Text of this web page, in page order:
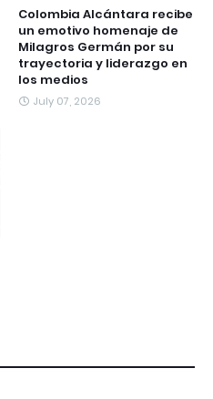
Colombia Alcántara recibe
un emotivo homenaje de
Milagros Germán por su
trayectoria y liderazgo en
los medios
July 07, 2026